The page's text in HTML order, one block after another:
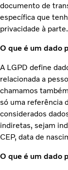
documento de
específica que
privacidade à parte.
O que é um dado
A LGPD define
relacionada a
chamamos
só uma referência
considerados
indiretas, sejam
CEP, data de
O que é um dado